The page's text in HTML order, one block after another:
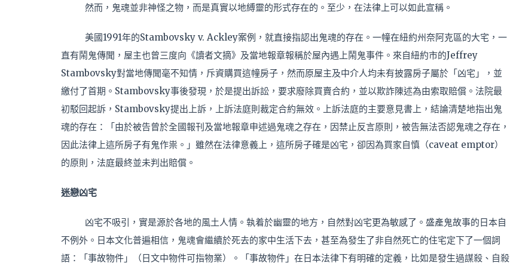
然而，鬼魂並非神怪之物，而是真實以地縛靈的形式存在的。至少，在法律上可以如此宣稱。
美國1991年的Stambovsky v. Ackley案例，就直接指認出鬼魂的存在。一幢在紐約州奈阿克區的大宅，一
直有鬧鬼傳聞，屋主也曾三度向《讀者文摘》及當地報章報稱於屋內遇上鬧鬼事件。來自紐約市的Jeffrey
Stambovsky對當地傳聞毫不知情，斥資購買這幢房子，然而原屋主及中介人均未有披露房子屬於「凶宅」，並
繳付了首期。Stambovsky事後發現，於是提出訴訟，要求廢除買賣合約，並以欺詐陳述為由索取賠償。法院最
初駁回起訴，Stambovsky提出上訴，上訴法庭則裁定合約無效。上訴法庭的主要意見書上，結論清楚地指出鬼
魂的存在：「由於被告曾於全國報刊及當地報章申述過鬼魂之存在，因禁止反言原則，被告無法否認鬼魂之存在，
因此法律上這所房子有鬼作祟。」雖然在法律意義上，這所房子確是凶宅，卻因為買家自慎（caveat emptor）
的原則，法庭最終並未判出賠償。
迷戀凶宅
凶宅不吸引，實是源於各地的風土人情。執着於幽靈的地方，自然對凶宅更為敏感了。盛產鬼故事的日本自
不例外。日本文化普遍相信，鬼魂會繼續於死去的家中生活下去，甚至為發生了非自然死亡的住宅定下了一個詞
語：「事故物件」（日文中物件可指物業）。「事故物件」在日本法律下有明確的定義，比如是發生過謀殺、自殺